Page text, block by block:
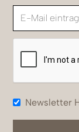
Newsletter